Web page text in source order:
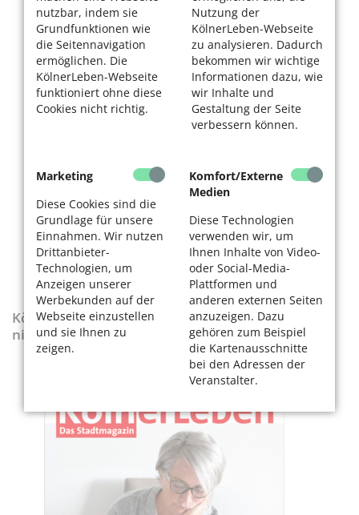
nutzbar, indem sie
Grundfunktionen wie
die Seitennavigation
ermöglichen. Die
KölnerLeben-Webseite
funktioniert ohne diese
Cookies nicht richtig.
Nutzung der
KölnerLeben-Webseite
zu analysieren. Dadurch
bekommen wir wichtige
Informationen dazu, wie
wir Inhalte und
Gestaltung der Seite
verbessern können.
Marketing
Diese Cookies sind die
Grundlage für unsere
Einnahmen. Wir nutzen
Drittanbieter-
Technologien, um
Anzeigen unserer
Werbekunden auf der
Webseite einzustellen
und sie Ihnen zu
zeigen.
Komfort/Externe
Medien
Diese Technologien
verwenden wir, um
Ihnen Inhalte von Video-
oder Social-Media-
Plattformen und
anderen externen Seiten
anzuzeigen. Dazu
gehören zum Beispiel
die Kartenausschnitte
bei den Adressen der
Veranstalter.
KölnerLeben-Sonderausgabe „Wenn die Rente
nicht reicht“